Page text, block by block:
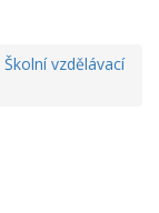
Školní vzdělávací